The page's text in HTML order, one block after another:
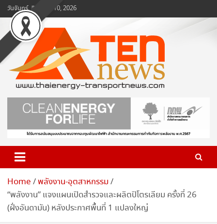
Skip
to
content
วันจันทร์, สิงหาคม 10, 2026
www.ten-news.com
ข่าวพลังงานและคมนาคม
Home พลังงาน-อุตสาหกรรม
“พลังงาน” แจงแผนเปิดสำรวจและผลิตปิโตรเลียม ครั้งที่ 26
(ฝั่งอันดามัน) หลังประกาศพื้นที่ 1 แปลงใหญ่